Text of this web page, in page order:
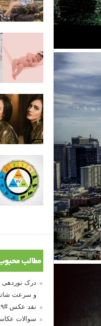
مطالب
و سرعت
نقد عکس #۹۹
سوالات